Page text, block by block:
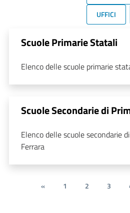
UFFICI
Scuole Primarie Statali
Elenco delle scuole primarie
Scuole Secondarie di
Elenco delle scuole secondarie
Ferrara
« 1 2 3